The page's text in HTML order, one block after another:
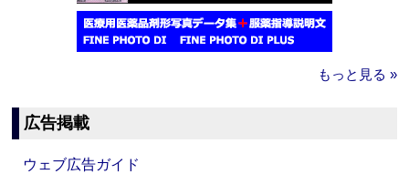
もっと見る »
広告掲載
ウェブ広告ガイド